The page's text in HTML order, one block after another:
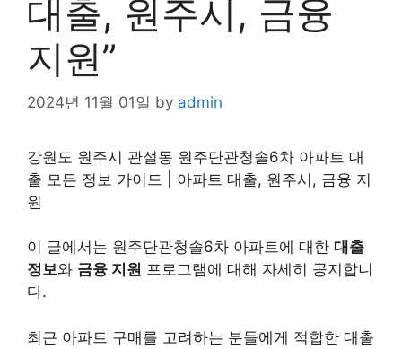
대출, 원주시, 금융
지원”
2024년 11월 01일 by admin
강원도 원주시 관설동 원주단관청솔6차 아파트 대
출 모든 정보 가이드 | 아파트 대출, 원주시, 금융 지
원
이 글에서는 원주단관청솔6차 아파트에 대한 대출
정보와 금융 지원 프로그램에 대해 자세히 공지합니
다.
최근 아파트 구매를 고려하는 분들에게 적합한 대출